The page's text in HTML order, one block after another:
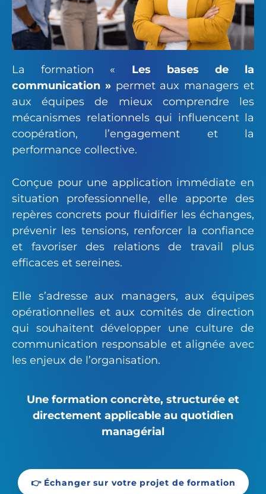
La formation « Les bases de la
communication »permet aux managers et
aux équipes de mieux comprendre les
mécanismes relationnels qui influencent la
coopération, l’engagement et la
performance collective.
Conçue pour une application immédiate en
situation professionnelle, elle apporte des
repères concrets pour fluidifier les échanges,
prévenir les tensions, renforcer la confiance
et favoriser des relations de travail plus
efficaces et sereines.
Elle s’adresse aux managers, aux équipes
opérationnelles et aux comités de direction
qui souhaitent développer une culture de
communication responsable et alignée avec
les enjeux de l’organisation.
Une formation concrète, structurée et
directement applicable au quotidien
managérial
👉 Échanger sur votre projet de formation